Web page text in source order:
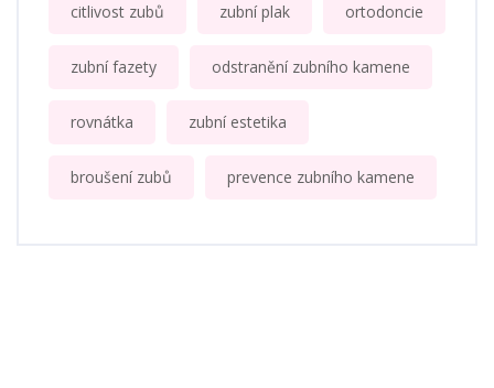
citlivost zubů zubní plak ortodoncie
zubní fazety odstranění zubního kamene
rovnátka zubní estetika
broušení zubů prevence zubního kamene